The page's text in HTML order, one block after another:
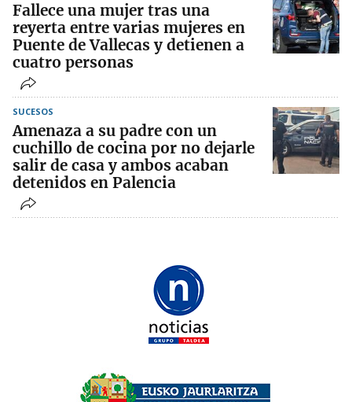
Fallece una mujer tras una
reyerta entre varias mujeres en
Puente de Vallecas y detienen a
cuatro personas
SUCESOS
Amenaza a su padre con un
cuchillo de cocina por no dejarle
salir de casa y ambos acaban
detenidos en Palencia